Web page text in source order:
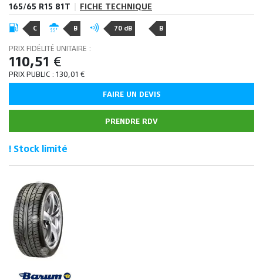
165/65 R15 81T FICHE TECHNIQUE
C B 70 dB B
PRIX FIDÉLITÉ UNITAIRE :
110,51 €
PRIX PUBLIC : 130,01 €
FAIRE UN DEVIS
PRENDRE RDV
! Stock limité